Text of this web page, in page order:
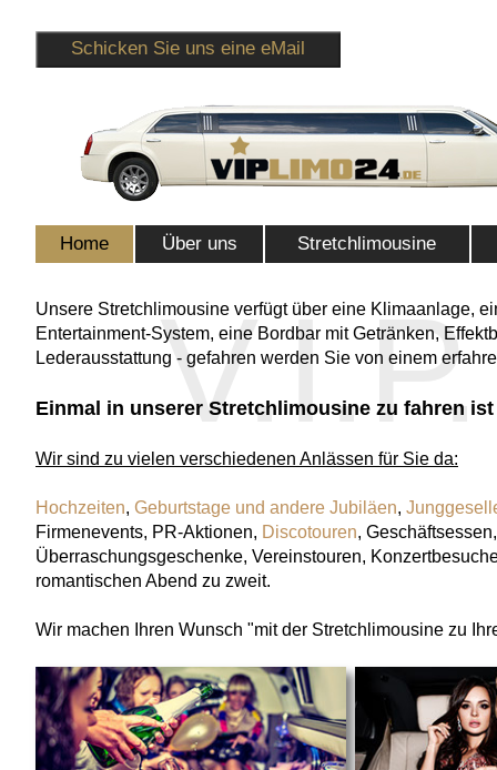
Home Über uns Stretchlimousine
Schicken Sie uns eine eMail
V.I.P
Unsere Stretchlimousine verfügt über eine Klimaanlage,
Entertainment-System, eine Bordbar mit Getränken,
Lederausstattung - gefahren werden Sie von einem
Einmal in unserer Stretchlimousine zu fahren
Wir sind zu vielen verschiedenen Anlässen für Sie da:
Hochzeiten, Geburtstage und andere Jubiläen,
Firmenevents, PR-Aktionen, Discotouren, Geschäftsessen,
Überraschungsgeschenke, Vereinstouren,
romantischen Abend zu zweit.
Wir machen Ihren Wunsch "mit der Stretchlimousine zu